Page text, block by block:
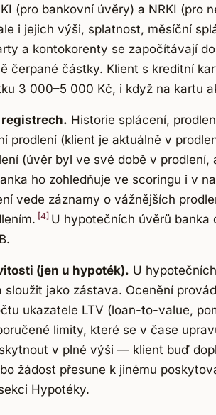
(pro bankovní úvěry) a NRKI (pro
i jejich výši, splatnost, měsíční
a kontokorenty se započítávají
čerpané částky. Klient s kreditní
3 000–5 000 Kč, i když na kartu
Historie splácení,
prodlení (klient je aktuálně v
(úvěr byl ve své době v prodlení,
ho zohledňuje ve scoringu i v
vede záznamy o vážnějších
[4] U hypotečních úvěrů banka
(jen u hypoték). U
jako zástava. Ocenění
ukazatele LTV (loan-to-value,
limity, které se v čase
v plné výši — klient buď
žádost přesune k jinému
Hypotéky.